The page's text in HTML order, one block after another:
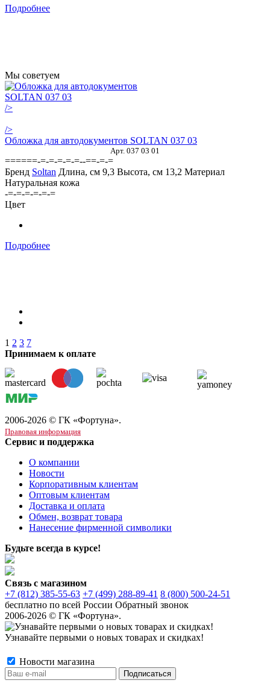
Подробнее
Мы советуем
/>
/>
Обложка для автодокументов SOLTAN 037 03
Арт. 037 03 01
======-=-=-=-=-=--==-=-=
Бренд Soltan Длина, см 9,3 Высота, см 13,2 Материал
Натуральная кожа
-=-=-=-=-=-=
Цвет
Подробнее
1 2 3 7
Принимаем к оплате
2006-2026 © ГК «Фортуна».
Правовая информация
Сервис и поддержка
О компании
Новости
Корпоративным клиентам
Оптовым клиентам
Доставка и оплата
Обмен, возврат товара
Нанесение фирменной символики
Будьте всегда в курсе!
Связь с магазином
+7 (812) 385-55-63 +7 (499) 288-89-41 8 (800) 500-24-51
бесплатно по всей России Обратный звонок
2006-2026 © ГК «Фортуна».
Узнавайте первыми о новых товарах и скидках!
Новости магазина